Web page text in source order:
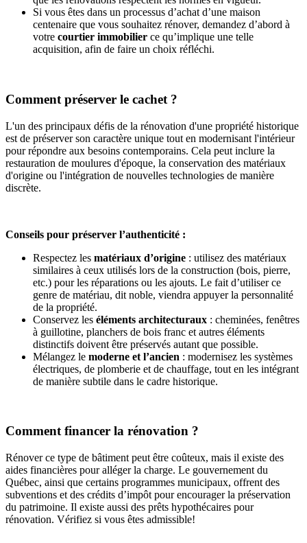
Si vous êtes dans un processus d’achat d’une maison
centenaire que vous souhaitez rénover, demandez d’abord à
votre courtier immobilier ce qu’implique une telle
acquisition, afin de faire un choix réfléchi.
Comment préserver le cachet ?
L'un des principaux défis de la rénovation d'une propriété historique
est de préserver son caractère unique tout en modernisant l'intérieur
pour répondre aux besoins contemporains. Cela peut inclure la
restauration de moulures d'époque, la conservation des matériaux
d'origine ou l'intégration de nouvelles technologies de manière
discrète.
Conseils pour préserver l’authenticité :
Respectez les matériaux d’origine : utilisez des matériaux
similaires à ceux utilisés lors de la construction (bois, pierre,
etc.) pour les réparations ou les ajouts. Le fait d’utiliser ce
genre de matériau, dit noble, viendra appuyer la personnalité
de la propriété.
Conservez les éléments architecturaux : cheminées, fenêtres
à guillotine, planchers de bois franc et autres éléments
distinctifs doivent être préservés autant que possible.
Mélangez le moderne et l’ancien : modernisez les systèmes
électriques, de plomberie et de chauffage, tout en les intégrant
de manière subtile dans le cadre historique.
Comment financer la rénovation ?
Rénover ce type de bâtiment peut être coûteux, mais il existe des
aides financières pour alléger la charge. Le gouvernement du
Québec, ainsi que certains programmes municipaux, offrent des
subventions et des crédits d’impôt pour encourager la préservation
du patrimoine. Il existe aussi des prêts hypothécaires pour
rénovation. Vérifiez si vous êtes admissible!